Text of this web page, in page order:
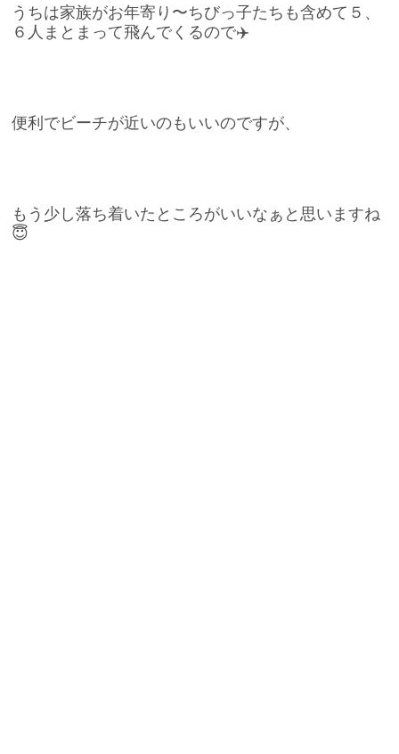
うちは家族がお年寄り〜ちびっ子たちも含めて５、
６人まとまって飛んでくるので✈️
便利でビーチが近いのもいいのですが、
もう少し落ち着いたところがいいなぁと思いますね
😇